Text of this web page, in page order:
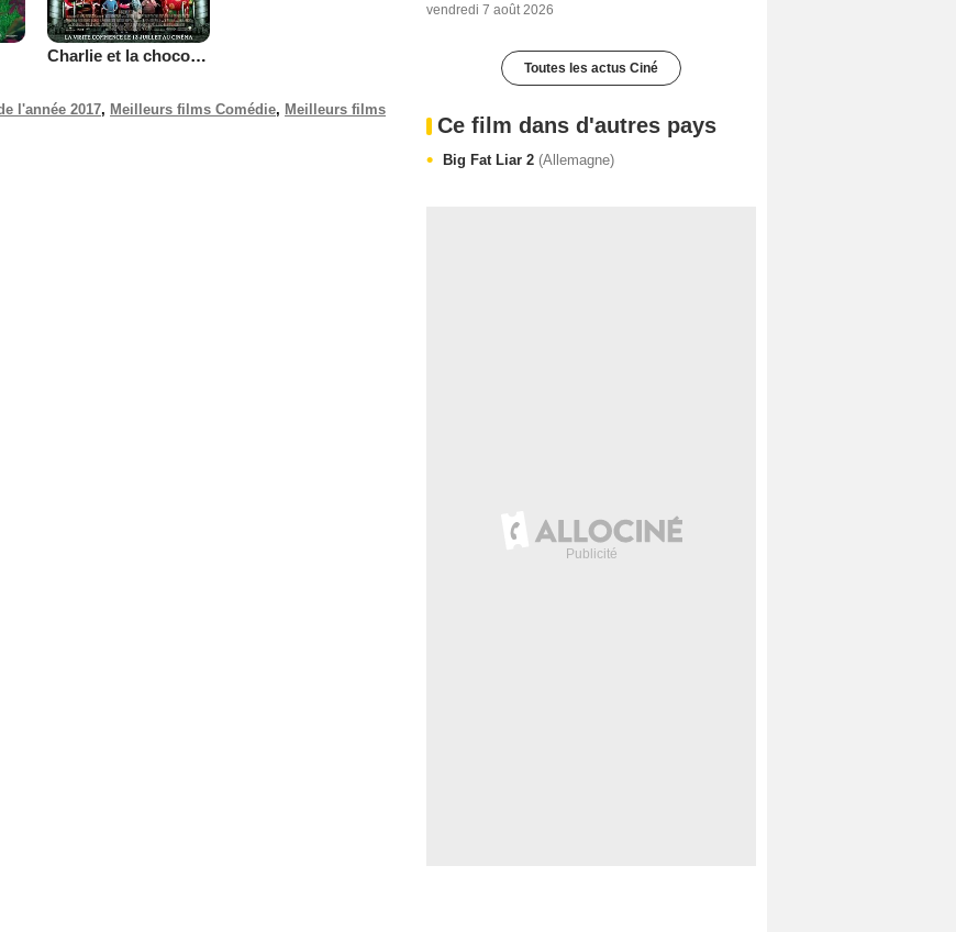
Charlie et la chocolaterie
l'année 2017, Meilleurs films Comédie, Meilleurs films
vendredi 7 août 2026
Toutes les actus Ciné
Ce film dans d'autres pays
Big Fat Liar 2 (Allemagne)